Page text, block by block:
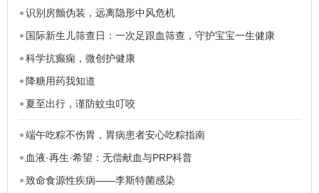
识别房颤伪装，远离隐形中风危机
国际新生儿筛查日：一次足跟血筛查，守护宝宝一生健康
科学抗癫痫，微创护健康
降糖用药我知道
夏至出行，谨防蚊虫叮咬
端午吃粽不伤胃，胃病患者安心吃粽指南
血液·再生·希望：无偿献血与PRP科普
致命食源性疾病——李斯特菌感染